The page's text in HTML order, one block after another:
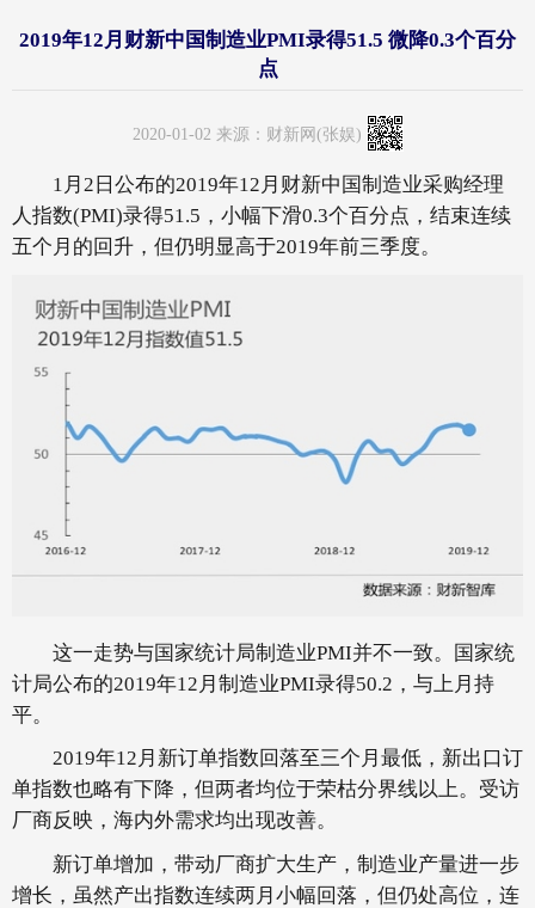
2019年12月财新中国制造业PMI录得51.5 微降0.3个百分
点
2020-01-02 来源：财新网(张娱)
1月2日公布的2019年12月财新中国制造业采购经理
人指数(PMI)录得51.5，小幅下滑0.3个百分点，结束连续
五个月的回升，但仍明显高于2019年前三季度。
这一走势与国家统计局制造业PMI并不一致。国家统
计局公布的2019年12月制造业PMI录得50.2，与上月持
平。
2019年12月新订单指数回落至三个月最低，新出口订
单指数也略有下降，但两者均位于荣枯分界线以上。受访
厂商反映，海内外需求均出现改善。
新订单增加，带动厂商扩大生产，制造业产量进一步
增长，虽然产出指数连续两月小幅回落，但仍处高位，连